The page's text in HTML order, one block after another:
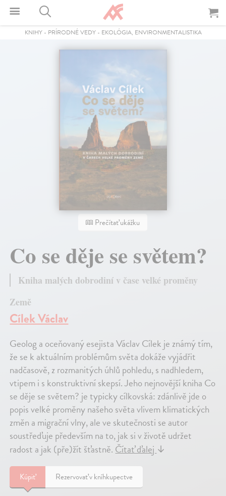
KNIHY- PRÍRODNÉ VEDY- EKOLÓGIA, ENVIRONMENTALISTIKA
Prečítať ukážku
Co se děje se světem?
Kniha malých dobrodiní v čase velké proměny
Země
Cílek Václav
Geolog a oceňovaný esejista Václav Cílek je známý tím,
že se k aktuálním problémům světa dokáže vyjádřit
nadčasově, z rozmanitých úhlů pohledu, s nadhledem,
vtipem i s konstruktivní skepsí. Jeho nejnovější kniha Co
se děje se světem? je typicky cílkovská: zdánlivě jde o
popis velké proměny našeho světa vlivem klimatických
změn a migrační vlny, ale ve skutečnosti se autor
soustřeďuje především na to, jak si v životě udržet
radost a jak (pře)žít šťastně.Čítať ďalej↓
Kúpiť Rezervovať v kníhkupectve